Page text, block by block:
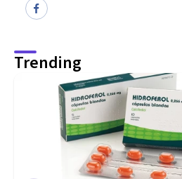
Trending